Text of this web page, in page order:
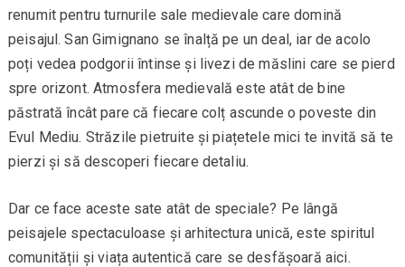
renumit pentru turnurile sale medievale care domină
peisajul. San Gimignano se înalță pe un deal, iar de acolo
poți vedea podgorii întinse și livezi de măslini care se pierd
spre orizont. Atmosfera medievală este atât de bine
păstrată încât pare că fiecare colț ascunde o poveste din
Evul Mediu. Străzile pietruite și piațetele mici te invită să te
pierzi și să descoperi fiecare detaliu.
Dar ce face aceste sate atât de speciale? Pe lângă
peisajele spectaculoase și arhitectura unică, este spiritul
comunității și viața autentică care se desfășoară aici.